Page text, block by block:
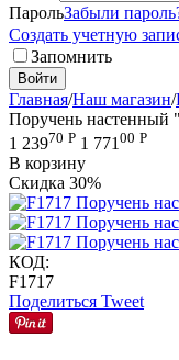
ПарольЗабыли
Создать учетную
Запомнить
Войти
Главная/Наш магазин/
Поручень настенный
1 23970 Р 1 771 00 Р
В корзину
Скидка 30%
КОД:
F1717
Поделиться Tweet